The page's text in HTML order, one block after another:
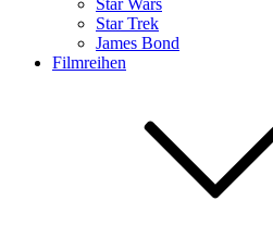
Star Wars
Star Trek
James Bond
Filmreihen